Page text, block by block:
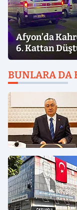
Afyon’da
6. Kattan
BUNLARA DA